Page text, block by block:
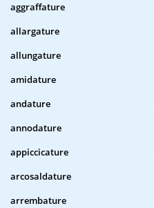
aggraffature
allargature
allungature
amidature
andature
annodature
appiccicature
arcosaldature
arrembature